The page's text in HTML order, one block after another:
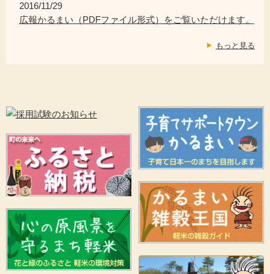
2016/11/29
広報かるまい（PDFファイル形式）をご覧いただけます。
もっと見る